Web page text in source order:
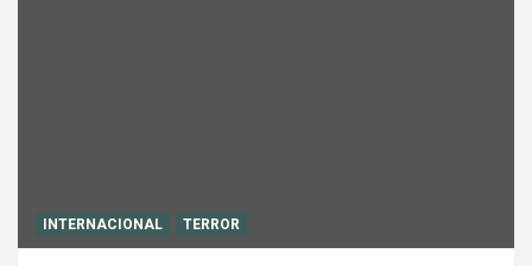
INTERNACIONAL TERROR